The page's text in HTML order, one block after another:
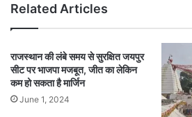
Related Articles
राजस्थान की लंबे समय से सुरक्षित जयपुर
सीट पर भाजपा मजबूत, जीत का लेकिन
कम हो सकता है मार्जिन
June 1, 2024